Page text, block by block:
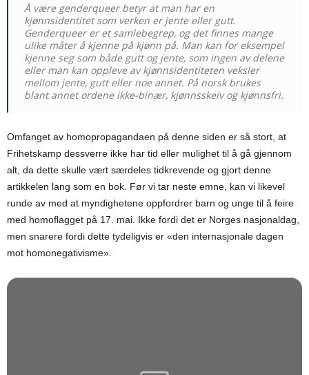
Å være genderqueer betyr at man har en
kjønnsidentitet som verken er jente eller gutt.
Genderqueer er et samlebegrep, og det finnes mange
ulike måter å kjenne på kjønn på. Man kan for eksempel
kjenne seg som både gutt og jente, som ingen av delene
eller man kan oppleve av kjønnsidentiteten veksler
mellom jente, gutt eller noe annet. På norsk brukes
blant annet ordene ikke-binær, kjønnsskeiv og kjønnsfri.
Omfanget av homopropagandaen på denne siden er så stort, at
Frihetskamp dessverre ikke har tid eller mulighet til å gå gjennom
alt, da dette skulle vært særdeles tidkrevende og gjort denne
artikkelen lang som en bok. Før vi tar neste emne, kan vi likevel
runde av med at myndighetene oppfordrer barn og unge til å feire
med homoflagget på 17. mai. Ikke fordi det er Norges nasjonaldag,
men snarere fordi dette tydeligvis er «den internasjonale dagen
mot homonegativisme».